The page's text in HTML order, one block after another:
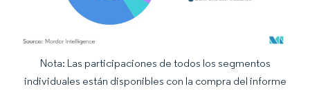
Imagen © Mordor Intelligence. El uso requiere atribución según CC BY 4.0.
Nota: Las participaciones de todos los segmentos
individuales están disponibles con la compra del informe